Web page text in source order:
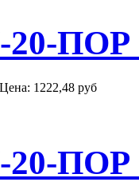
ПОР
Цена: 1222,48 руб
ПОР